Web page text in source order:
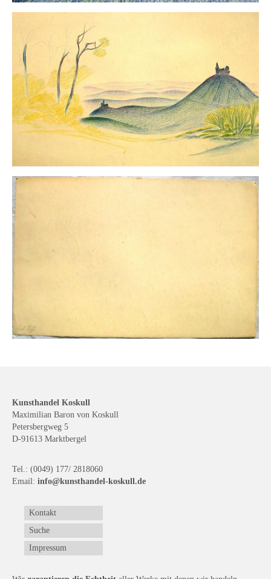
Kunsthandel Koskull
Maximilian Baron von Koskull
Petersbergweg 5
D-91613 Marktbergel
Tel.: (0049) 177/ 2818060
Email: info@kunsthandel-koskull.de
Kontakt
Suche
Impressum